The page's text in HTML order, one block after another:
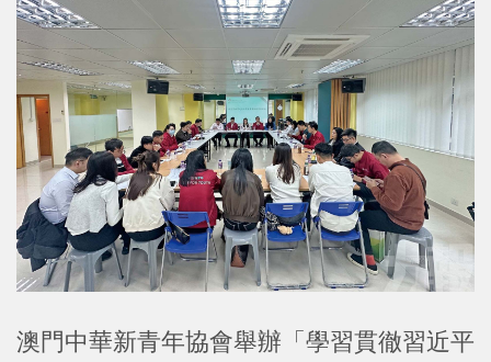
澳門中華新青年協會舉辦「學習貫徹習近平